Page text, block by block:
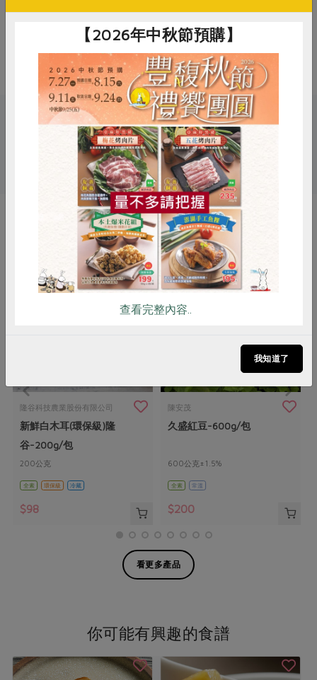
注意事項
1. 本品含有芝麻及其製品，對其過敏
者請勿食用 2. 請勿整粒吞食，並細嚼
慢嚥
關鍵字
# 冬至 # 湯圓 # 芝麻
你可能有興趣的產品
隆谷科技農業股份有限公司
新鮮白木耳(環保級)隆
谷-200g/包
200公克
全素 環保級 冷藏
$98
陳安茂
久盛紅豆-600g/包
600公克±1.5%
全素 常溫
$200
看更多產品
你可能有興趣的食譜
RPET 食譜 減硝酸鹽
雞蛋 食安 共同購買
【2026年中秋節預購】
查看完整內容..
我知道了